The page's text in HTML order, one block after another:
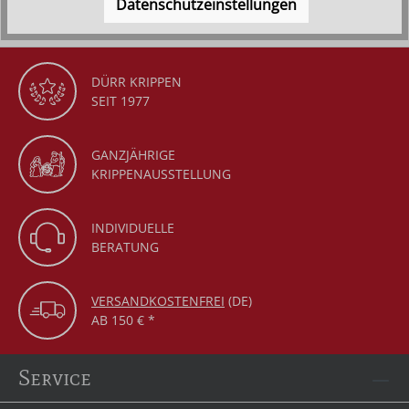
DÜRR KRIPPEN
SEIT 1977
GANZJÄHRIGE
KRIPPENAUSSTELLUNG
INDIVIDUELLE
BERATUNG
VERSANDKOSTENFREI (DE)
AB 150 € *
Service
Datenschutzeinstellungen